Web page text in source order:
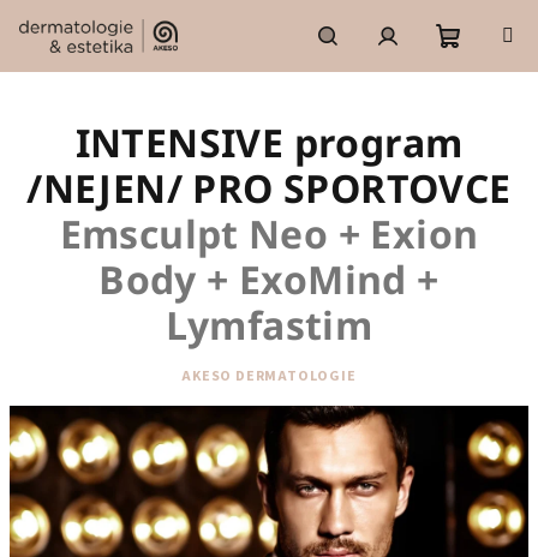
HledatPřihlášeníNákupní
košík
INTENSIVE program
/NEJEN/ PRO SPORTOVCE
Emsculpt Neo + Exion
Body + ExoMind +
Lymfastim
AKESO DERMATOLOGIE